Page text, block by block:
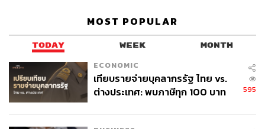
MOST POPULAR
TODAY WEEK MONTH
ECONOMIC
เทียบรายจ่ายบุคลากรรัฐ ไทย vs.
ต่างประเทศ: พบภาษีทุก 100 บาท
595